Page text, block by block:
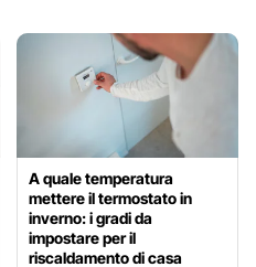
A quale temperatura
mettere il termostato in
inverno: i gradi da
impostare per il
riscaldamento di casa